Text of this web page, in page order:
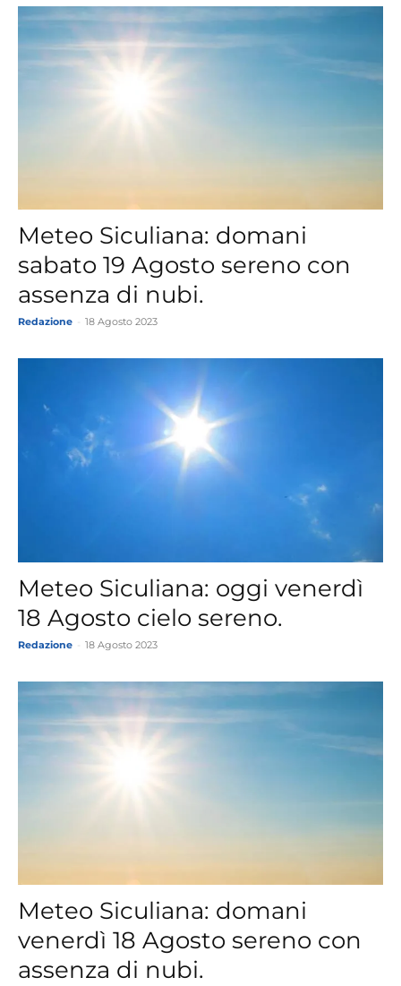
Meteo Siculiana: domani
sabato 19 Agosto sereno con
assenza di nubi.
Redazione 18 Agosto 2023
Meteo Siculiana: oggi venerdì
18 Agosto cielo sereno.
Redazione 18 Agosto 2023
Meteo Siculiana: domani
venerdì 18 Agosto sereno con
assenza di nubi.